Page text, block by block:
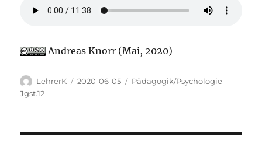
Andreas Knorr (Mai, 2020)
Autor
LehrerK
Veröffentlicht
2020-06-05 Kategorien
Pädagogik/Psychologie
Jgst.12